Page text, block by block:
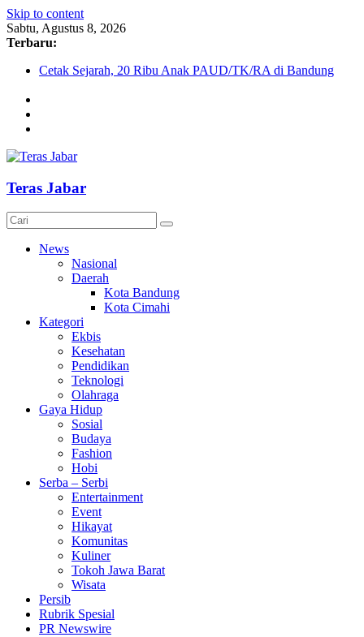
Skip to content
Sabtu, Agustus 8, 2026
Terbaru:
Cetak Sejarah, 20 Ribu Anak PAUD/TK/RA di Bandung
Taubat Selalu Terbuka
Komnas Anti Pemurtadan Gandeng Dewan Dakwah Gelar
Pemurtadan
Teras Jabar
News
Nasional
Daerah
Kota Bandung
Kota Cimahi
Kategori
Ekbis
Kesehatan
Pendidikan
Teknologi
Olahraga
Gaya Hidup
Sosial
Budaya
Fashion
Hobi
Serba – Serbi
Entertainment
Event
Hikayat
Komunitas
Kuliner
Tokoh Jawa Barat
Wisata
Persib
Rubrik Spesial
PR Newswire